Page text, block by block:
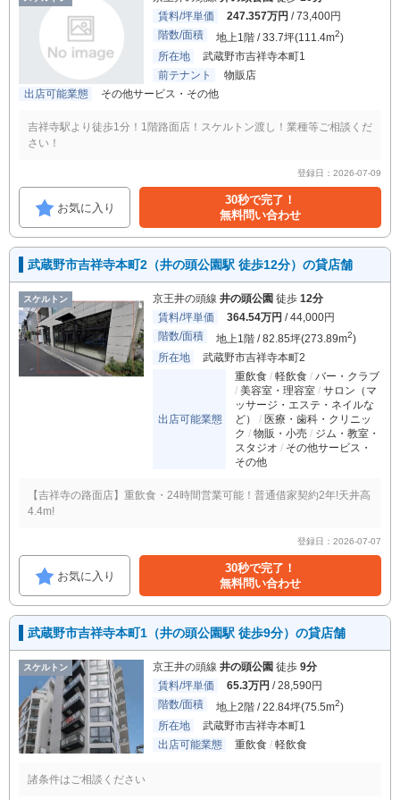
賃料/坪単価
247.357万円 / 73,400円
階数/面積
地上1階 / 33.7坪(111.4m2)
所在地
武蔵野市吉祥寺本町1
前テナント
物販店
出店可能業態
その他サービス・その他
吉祥寺駅より徒歩1分！1階路面店！スケルトン渡し！業種等ご相談くだ
さい！
登録日：2026-07-09
お気に入り
30秒で完了！
無料問い合わせ
武蔵野市吉祥寺本町2（井の頭公園駅 徒歩12分）の貸店舗
スケルトン 京王井の頭線 井の頭公園 徒歩 12分
賃料/坪単価
364.54万円 / 44,000円
階数/面積
地上1階 / 82.85坪(273.89m2)
所在地
武蔵野市吉祥寺本町2
出店可能業態
重飲食 軽飲食
バー・クラブ
美容室・理容室
サロン（マ
ッサージ・エステ・ネイルな
ど）
医療・歯科・クリニッ
ク
物販・小売
ジム・教室・
スタジオ
その他サービス・
その他
【吉祥寺の路面店】重飲食・24時間営業可能！普通借家契約2年!天井高
4.4m!
登録日：2026-07-07
お気に入り
30秒で完了！
無料問い合わせ
武蔵野市吉祥寺本町1（井の頭公園駅 徒歩9分）の貸店舗
スケルトン 京王井の頭線 井の頭公園 徒歩 9分
賃料/坪単価
65.3万円 / 28,590円
階数/面積
地上2階 / 22.84坪(75.5m2)
所在地
武蔵野市吉祥寺本町1
出店可能業態
重飲食 軽飲食
諸条件はご相談ください